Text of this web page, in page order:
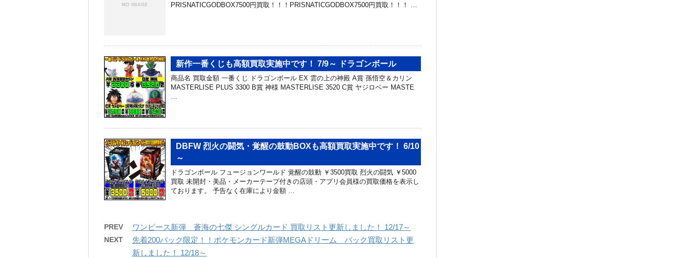
PRISNATICGODBOX7500円買取！！！PRISNATICGODBOX7500円買取！！！ …
新作一番くじも高額買取実施中です！ 7/9～ ドラゴンボール
商品名 買取金額 一番くじ ドラゴンボール EX 雲の上の神殿 A賞 孫悟空＆カリン
MASTERLISE PLUS 3300 B賞 神様 MASTERLISE 3520 C賞 ヤジロベー MASTE
DBFW 烈火の闘気・覚醒の鼓動BOXも高額買取実施中です！ 6/10
～
ドラゴンボール フュージョンワールド 覚醒の鼓動 ￥3500買取 烈火の闘気 ￥5000
買取 未開封・美品・メーカーテープ付きの店頭・アプリ会員様の買取価格を表示し
ております。 予告なく在庫により金額 …
PREV ワンピース新弾 蒼海の七傑 シングルカード 買取リスト更新しました！ 12/17～
NEXT
先着200パック限定！！ポケモンカード新弾MEGAドリーム パック買取リスト更
新しました！ 12/18～